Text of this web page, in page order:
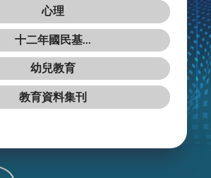
心理
十二年國民基...
幼兒教育
教育資料集刊